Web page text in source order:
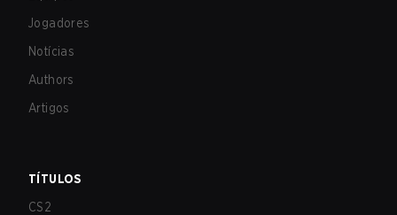
Jogadores
Notícias
Authors
Artigos
TÍTULOS
CS2